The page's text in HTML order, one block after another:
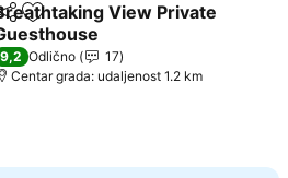
Dodati u favorite
View Private
9,2 Odlično
17
Centar grada: udaljenost 1.2 km